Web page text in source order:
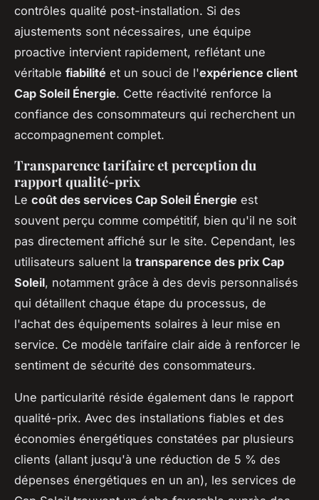
contrôles qualité post-installation. Si des
ajustements sont nécessaires, une équipe
proactive intervient rapidement, reflétant une
véritable fiabilité et un souci de l'expérience client
Cap Soleil Énergie. Cette réactivité renforce la
confiance des consommateurs qui recherchent un
accompagnement complet.
Transparence tarifaire et perception du
rapport qualité-prix
Le coût des services Cap Soleil Énergie est
souvent perçu comme compétitif, bien qu'il ne soit
pas directement affiché sur le site. Cependant, les
utilisateurs saluent la transparence des prix Cap
Soleil, notamment grâce à des devis personnalisés
qui détaillent chaque étape du processus, de
l'achat des équipements solaires à leur mise en
service. Ce modèle tarifaire clair aide à renforcer le
sentiment de sécurité des consommateurs.
Une particularité réside également dans le rapport
qualité-prix. Avec des installations fiables et des
économies énergétiques constatées par plusieurs
clients (allant jusqu'à une réduction de 5 % des
dépenses énergétiques en un an), les services de